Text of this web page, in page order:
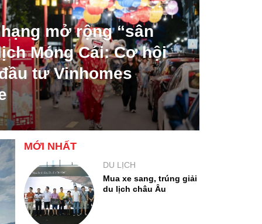
mở rộng “sân
Móng Cái: Cơ hội
tư Vinhomes
MỚI NHẤT
DU LỊCH
Mua xe sang, trúng giải
du lịch châu Âu